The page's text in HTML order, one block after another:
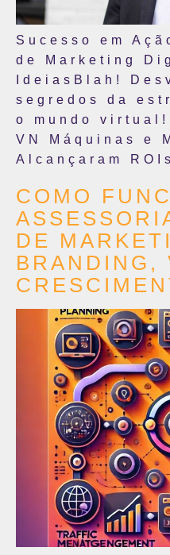
Sucesso em
de Marketing
IdeiasBlah!
segredos da
o mundo virtual!
VN Máquinas e
Alcançaram
COMO
DE
BRANDING,